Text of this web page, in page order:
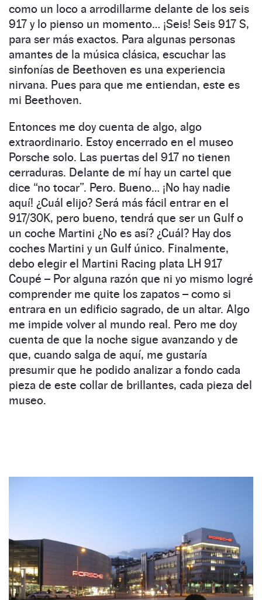
como un loco a arrodillarme delante de los seis
917 y lo pienso un momento… ¡Seis! Seis 917 S,
para ser más exactos. Para algunas personas
amantes de la música clásica, escuchar las
sinfonías de Beethoven es una experiencia
nirvana. Pues para que me entiendan, este es
mi Beethoven.
Entonces me doy cuenta de algo, algo
extraordinario. Estoy encerrado en el museo
Porsche solo. Las puertas del 917 no tienen
cerraduras. Delante de mí hay un cartel que
dice “no tocar”. Pero. Bueno… ¡No hay nadie
aquí! ¿Cuál elijo? Será más fácil entrar en el
917/30K, pero bueno, tendrá que ser un Gulf o
un coche Martini ¿No es así? ¿Cuál? Hay dos
coches Martini y un Gulf único. Finalmente,
debo elegir el Martini Racing plata LH 917
Coupé – Por alguna razón que ni yo mismo logré
comprender me quite los zapatos – como si
entrara en un edificio sagrado, de un altar. Algo
me impide volver al mundo real. Pero me doy
cuenta de que la noche sigue avanzando y de
que, cuando salga de aquí, me gustaría
presumir que he podido analizar a fondo cada
pieza de este collar de brillantes, cada pieza del
museo.